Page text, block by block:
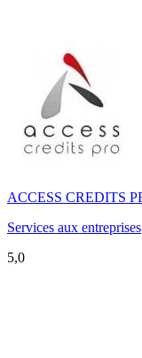
ACCESS CREDITS
Services aux entreprises
5,0